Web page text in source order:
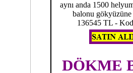
aynı anda 1500
balonu gökyüzüne
136545 TL -
DÖKME